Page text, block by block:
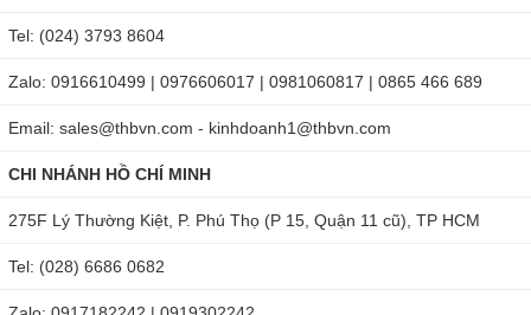
Tel: (024) 3793 8604
Zalo: 0916610499 | 0976606017 | 0981060817 | 0865 466 689
Email: sales@thbvn.com - kinhdoanh1@thbvn.com
CHI NHÁNH HỒ CHÍ MINH
275F Lý Thường Kiệt, P. Phú Thọ (P 15, Quận 11 cũ), TP HCM
Tel: (028) 6686 0682